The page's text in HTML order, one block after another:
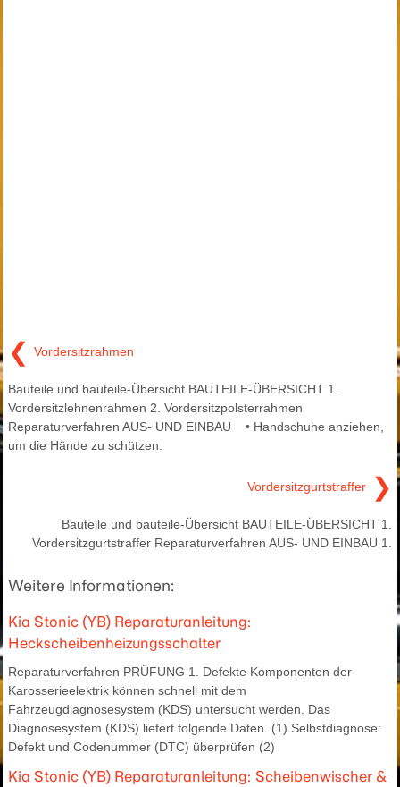
❮ Vordersitzrahmen
Bauteile und bauteile-Übersicht BAUTEILE-ÜBERSICHT 1.
Vordersitzlehnenrahmen 2. Vordersitzpolsterrahmen
Reparaturverfahren AUS- UND EINBAU • Handschuhe anziehen,
um die Hände zu schützen.
Vordersitzgurtstraffer ❯
Bauteile und bauteile-Übersicht BAUTEILE-ÜBERSICHT 1.
Vordersitzgurtstraffer Reparaturverfahren AUS- UND EINBAU 1.
Weitere Informationen:
Kia Stonic (YB) Reparaturanleitung:
Heckscheibenheizungsschalter
Reparaturverfahren PRÜFUNG 1. Defekte Komponenten der
Karosserieelektrik können schnell mit dem
Fahrzeugdiagnosesystem (KDS) untersucht werden. Das
Diagnosesystem (KDS) liefert folgende Daten. (1) Selbstdiagnose:
Defekt und Codenummer (DTC) überprüfen (2)
Kia Stonic (YB) Reparaturanleitung: Scheibenwischer &